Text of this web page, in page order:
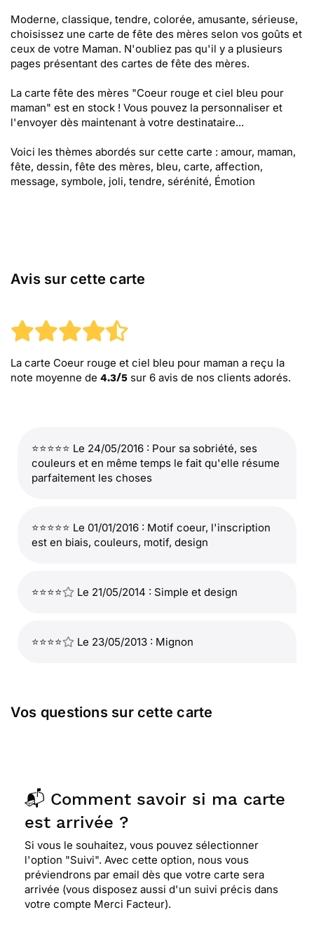
Moderne, classique, tendre, colorée, amusante, sérieuse,
choisissez une carte de fête des mères selon vos goûts et
ceux de votre Maman. N'oubliez pas qu'il y a plusieurs
pages présentant des cartes de fête des mères.
La carte fête des mères "Coeur rouge et ciel bleu pour
maman" est en stock ! Vous pouvez la personnaliser et
l'envoyer dès maintenant à votre destinataire...
Voici les thèmes abordés sur cette carte : amour, maman,
fête, dessin, fête des mères, bleu, carte, affection,
message, symbole, joli, tendre, sérénité, Émotion
Avis sur cette carte
La carte Coeur rouge et ciel bleu pour maman a reçu la
note moyenne de 4.3/5 sur 6 avis de nos clients adorés.
⭐⭐⭐⭐⭐ Le 24/05/2016 : Pour sa sobriété, ses
couleurs et en même temps le fait qu'elle résume
parfaitement les choses
⭐⭐⭐⭐⭐ Le 01/01/2016 : Motif coeur, l'inscription
est en biais, couleurs, motif, design
⭐⭐⭐⭐ Le 21/05/2014 : Simple et design
⭐⭐⭐⭐ Le 23/05/2013 : Mignon
Vos questions sur cette carte
📬 Comment savoir si ma carte
est arrivée ?
Si vous le souhaitez, vous pouvez sélectionner
l'option "Suivi". Avec cette option, nous vous
préviendrons par email dès que votre carte sera
arrivée (vous disposez aussi d'un suivi précis dans
votre compte Merci Facteur).